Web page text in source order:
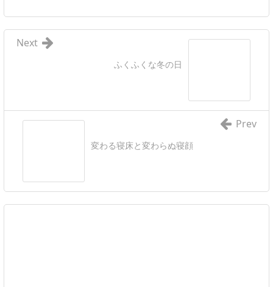
ふくふくな冬の日
Next
変わる寝床と変わらぬ寝顔
Prev